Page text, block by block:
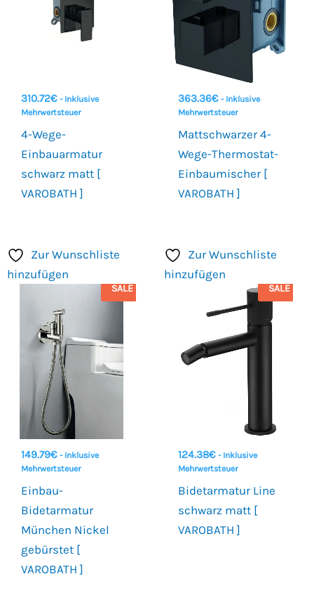
310.72€ - Inklusive
Mehrwertsteuer
4-Wege-
Einbauarmatur
schwarz matt [
VAROBATH ]
363.36€ - Inklusive
Mehrwertsteuer
Mattschwarzer 4-
Wege-Thermostat-
Einbaumischer [
VAROBATH ]
Zur Wunschliste
hinzufügen
SALE
149.79€ - Inklusive
Mehrwertsteuer
Einbau-
Bidetarmatur
München Nickel
gebürstet [
VAROBATH ]
Zur Wunschliste
hinzufügen
SALE
124.38€ - Inklusive
Mehrwertsteuer
Bidetarmatur Line
schwarz matt [
VAROBATH ]